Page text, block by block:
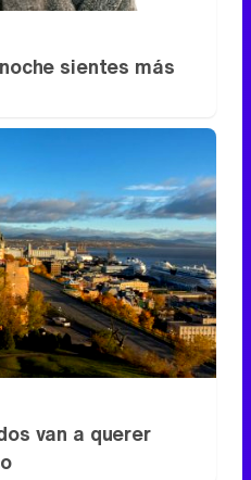
sientes más
van a querer